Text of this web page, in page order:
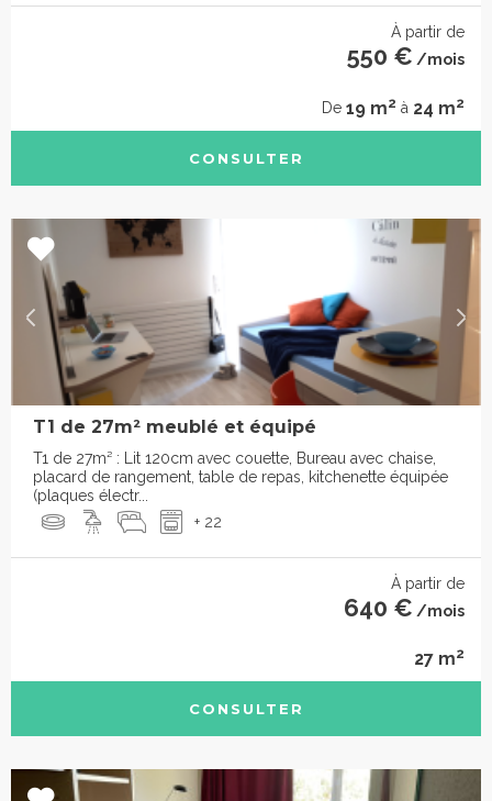
À partir de
550 € /mois
De 19 m2 à 24 m2
CONSULTER
T1 de 27m² meublé et équipé
T1 de 27m² : Lit 120cm avec couette, Bureau avec chaise,
placard de rangement, table de repas, kitchenette équipée
(plaques électr...
+ 22
À partir de
640 € /mois
27 m2
CONSULTER